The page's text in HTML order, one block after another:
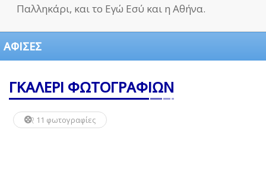
Παλληκάρι, και το Εγώ Εσύ και η Αθήνα.
ΑΦΙΣΕΣ
ΓΚΑΛΕΡΙ ΦΩΤΟΓΡΑΦΙΩΝ
11 φωτογραφίες